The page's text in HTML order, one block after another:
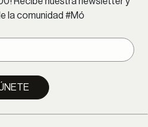
la comunidad #Mó